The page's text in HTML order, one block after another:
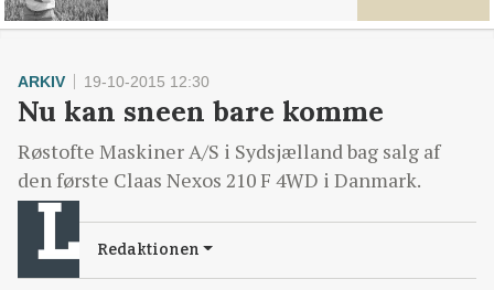
ARKIV 19-10-2015 12:30
Nu kan sneen bare komme
Røstofte Maskiner A/S i Sydsjælland bag salg af
den første Claas Nexos 210 F 4WD i Danmark.
Redaktionen